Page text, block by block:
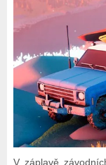
V záplavě